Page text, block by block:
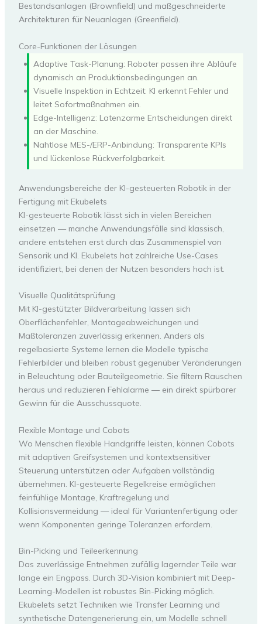
Bestandsanlagen (Brownfield) und maßgeschneiderte
Architekturen für Neuanlagen (Greenfield).
Core-Funktionen der Lösungen
Adaptive Task-Planung: Roboter passen ihre Abläufe
dynamisch an Produktionsbedingungen an.
Visuelle Inspektion in Echtzeit: KI erkennt Fehler und
leitet Sofortmaßnahmen ein.
Edge-Intelligenz: Latenzarme Entscheidungen direkt
an der Maschine.
Nahtlose MES-/ERP-Anbindung: Transparente KPIs
und lückenlose Rückverfolgbarkeit.
Anwendungsbereiche der KI-gesteuerten Robotik in der
Fertigung mit Ekubelets
KI-gesteuerte Robotik lässt sich in vielen Bereichen
einsetzen — manche Anwendungsfälle sind klassisch,
andere entstehen erst durch das Zusammenspiel von
Sensorik und KI. Ekubelets hat zahlreiche Use-Cases
identifiziert, bei denen der Nutzen besonders hoch ist.
Visuelle Qualitätsprüfung
Mit KI-gestützter Bildverarbeitung lassen sich
Oberflächenfehler, Montageabweichungen und
Maßtoleranzen zuverlässig erkennen. Anders als
regelbasierte Systeme lernen die Modelle typische
Fehlerbilder und bleiben robust gegenüber Veränderungen
in Beleuchtung oder Bauteilgeometrie. Sie filtern Rauschen
heraus und reduzieren Fehlalarme — ein direkt spürbarer
Gewinn für die Ausschussquote.
Flexible Montage und Cobots
Wo Menschen flexible Handgriffe leisten, können Cobots
mit adaptiven Greifsystemen und kontextsensitiver
Steuerung unterstützen oder Aufgaben vollständig
übernehmen. KI-gesteuerte Regelkreise ermöglichen
feinfühlige Montage, Kraftregelung und
Kollisionsvermeidung — ideal für Variantenfertigung oder
wenn Komponenten geringe Toleranzen erfordern.
Bin-Picking und Teileerkennung
Das zuverlässige Entnehmen zufällig lagernder Teile war
lange ein Engpass. Durch 3D-Vision kombiniert mit Deep-
Learning-Modellen ist robustes Bin-Picking möglich.
Ekubelets setzt Techniken wie Transfer Learning und
synthetische Datengenerierung ein, um Modelle schnell